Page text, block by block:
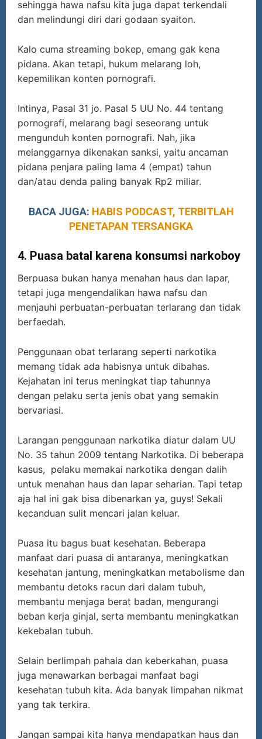
sehingga hawa nafsu kita juga dapat terkendali
dan melindungi diri dari godaan syaiton.
Kalo cuma streaming bokep, emang gak kena
pidana. Akan tetapi, hukum melarang loh,
kepemilikan konten pornografi.
Intinya, Pasal 31 jo. Pasal 5 UU No. 44 tentang
pornografi, melarang bagi seseorang untuk
mengunduh konten pornografi. Nah, jika
melanggarnya dikenakan sanksi, yaitu ancaman
pidana penjara paling lama 4 (empat) tahun
dan/atau denda paling banyak Rp2 miliar.
BACA JUGA: HABIS PODCAST, TERBITLAH
PENETAPAN TERSANGKA
4. Puasa batal karena konsumsi narkoboy
Berpuasa bukan hanya menahan haus dan lapar,
tetapi juga mengendalikan hawa nafsu dan
menjauhi perbuatan-perbuatan terlarang dan tidak
berfaedah.
Penggunaan obat terlarang seperti narkotika
memang tidak ada habisnya untuk dibahas.
Kejahatan ini terus meningkat tiap tahunnya
dengan pelaku serta jenis obat yang semakin
bervariasi.
Larangan penggunaan narkotika diatur dalam UU
No. 35 tahun 2009 tentang Narkotika. Di beberapa
kasus, pelaku memakai narkotika dengan dalih
untuk menahan haus dan lapar seharian. Tapi tetap
aja hal ini gak bisa dibenarkan ya, guys! Sekali
kecanduan sulit mencari jalan keluar.
Puasa itu bagus buat kesehatan. Beberapa
manfaat dari puasa di antaranya, meningkatkan
kesehatan jantung, meningkatkan metabolisme dan
membantu detoks racun dari dalam tubuh,
membantu menjaga berat badan, mengurangi
beban kerja ginjal, serta membantu meningkatkan
kekebalan tubuh.
Selain berlimpah pahala dan keberkahan, puasa
juga menawarkan berbagai manfaat bagi
kesehatan tubuh kita. Ada banyak limpahan nikmat
yang tak terkira.
Jangan sampai kita hanya mendapatkan haus dan